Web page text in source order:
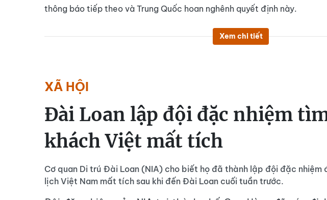
thông báo tiếp theo và Trung Quốc hoan nghênh quyết định này.
Xem chi tiết
XÃ HỘI
Đài Loan lập đội đặc nhiệm
khách Việt mất tích
Cơ quan Di trú Đài Loan (NIA) cho biết họ đã thành lập đội đặc nhiệm
lịch Việt Nam mất tích sau khi đến Đài Loan cuối tuần trước.